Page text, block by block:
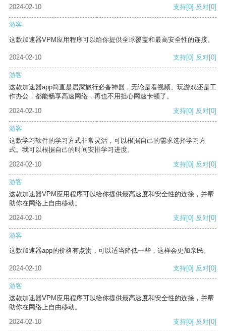
2024-02-10 支持[0] 反对[0]
游客
这款加速器VPM应用程序可以给你提供全球覆盖和最高安全性的连接。
2024-02-10 支持[0] 反对[0]
游客
这款加速器app简直是居家旅行必备神器，无论是看视频、玩游戏还是工
作办公，都能畅享高速网络，再也不用担心网速卡顿了。
2024-02-10
支持[0] 反对[0]
游客
这款学习软件的学习方式非常灵活，可以根据自己的需求选择学习方
式。我可以根据自己的时间安排学习进度。
2024-02-10
支持[0] 反对[0]
游客
这款加速器VPM应用程序可以给你提供最高速度和安全性的连接，并帮
助你在网络上自由移动。
2024-02-10
支持[0] 反对[0]
游客
这款加速器app的价格有点贵，可以适当降低一些，这样会更加亲民。
2024-02-10 支持[0] 反对[0]
游客
这款加速器VPM应用程序可以给你提供最高速度和安全性的连接，并帮
助你在网络上自由移动。
2024-02-10
支持[0] 反对[0]